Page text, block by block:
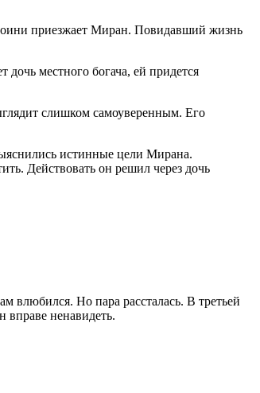
приезжает Миран. Повидавший жизнь
дочь местного богача, ей придется
слишком самоуверенным. Его
истинные цели Мирана.
Действовать он решил через дочь
влюбился. Но пара рассталась. В третьей
вправе ненавидеть.